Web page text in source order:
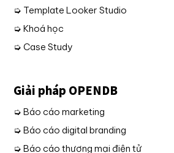
➭ Template Looker Studio
➭ Khoá học
➭ Case Study
Giải pháp OPENDB
➭ Báo cáo marketing
➭ Báo cáo digital branding
➭ Báo cáo thương mại điện tử